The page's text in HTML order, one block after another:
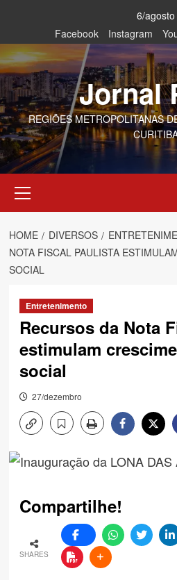
content
6/agosto
Facebook
Instagram
Jornal
REGIÕES METROPOLITANAS
Menu
HOME DIVERSOS
NOTA FISCAL PAULISTA
SOCIAL
Entretenimento
Recursos da Nota
estimulam
social
27/dezembro
Compartilhe!
SHARES